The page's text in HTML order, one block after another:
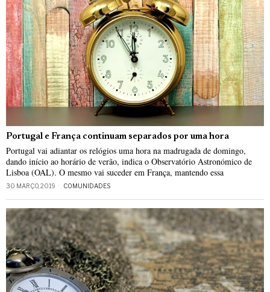
Portugal e França continuam separados por uma hora
Portugal vai adiantar os relógios uma hora na madrugada de domingo,
dando início ao horário de verão, indica o Observatório Astronómico de
Lisboa (OAL). O mesmo vai suceder em França, mantendo essa
30 MARÇO, 2019 COMUNIDADES